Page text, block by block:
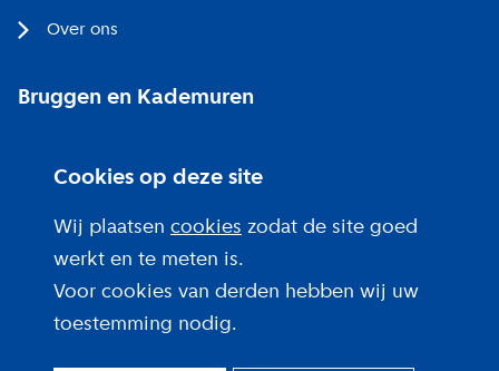
Cookies op deze site
Wij plaatsen cookies zodat de site goed
werkt en te meten is.
Voor cookies van derden hebben wij uw
toestemming nodig.
Over ons
Bruggen en Kademuren